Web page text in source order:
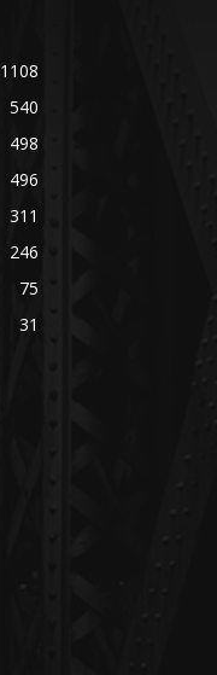
1108
540
498
496
311
246
75
31